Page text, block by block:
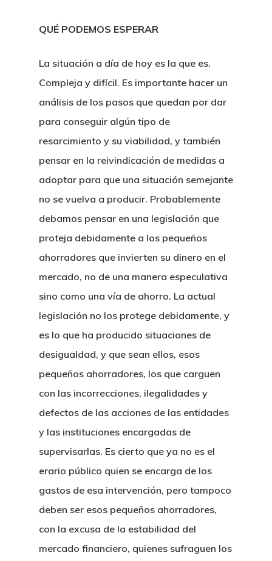
QUÉ PODEMOS ESPERAR
La situación a día de hoy es la que es.
Compleja y difícil. Es importante hacer un
análisis de los pasos que quedan por dar
para conseguir algún tipo de
resarcimiento y su viabilidad, y también
pensar en la reivindicación de medidas a
adoptar para que una situación semejante
no se vuelva a producir. Probablemente
debamos pensar en una legislación que
proteja debidamente a los pequeños
ahorradores que invierten su dinero en el
mercado, no de una manera especulativa
sino como una vía de ahorro. La actual
legislación no los protege debidamente, y
es lo que ha producido situaciones de
desigualdad, y que sean ellos, esos
pequeños ahorradores, los que carguen
con las incorrecciones, ilegalidades y
defectos de las acciones de las entidades
y las instituciones encargadas de
supervisarlas. Es cierto que ya no es el
erario público quien se encarga de los
gastos de esa intervención, pero tampoco
deben ser esos pequeños ahorradores,
con la excusa de la estabilidad del
mercado financiero, quienes sufraguen los